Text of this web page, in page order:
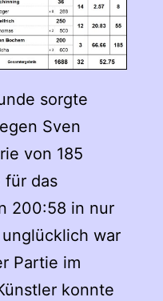
sorgte
Sven
von 185
für das
200:58 in nur
war
Partie im
konnte